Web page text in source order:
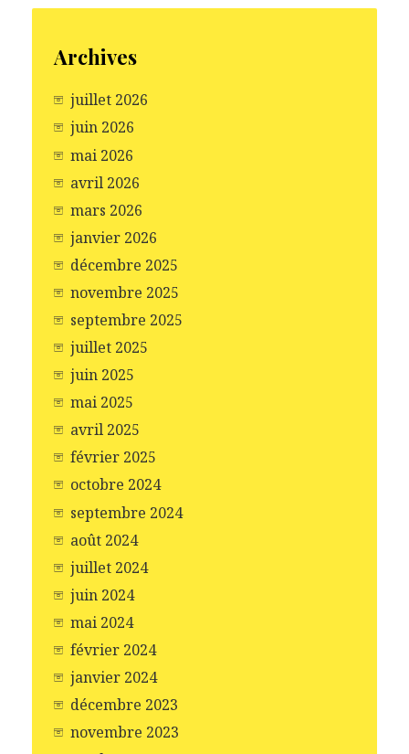
Archives
juillet 2026
juin 2026
mai 2026
avril 2026
mars 2026
janvier 2026
décembre 2025
novembre 2025
septembre 2025
juillet 2025
juin 2025
mai 2025
avril 2025
février 2025
octobre 2024
septembre 2024
août 2024
juillet 2024
juin 2024
mai 2024
février 2024
janvier 2024
décembre 2023
novembre 2023